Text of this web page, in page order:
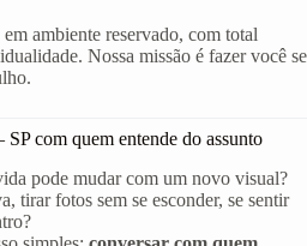
ambiente reservado, com total
Nossa missão é fazer você se
com quem entende do assunto
pode mudar com um novo visual?
tirar fotos sem se esconder, se sentir